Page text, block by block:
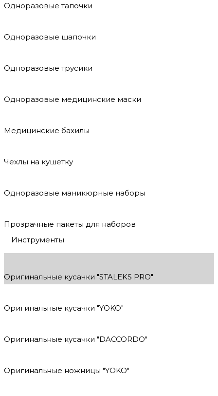
Одноразовые тапочки
Одноразовые шапочки
Одноразовые трусики
Одноразовые медицинские маски
Медицинские бахилы
Чехлы на кушетку
Одноразовые маникюрные наборы
Прозрачные пакеты для наборов
Инструменты
Оригинальные кусачки "STALEKS PRO"
Оригинальные кусачки "YOKO"
Оригинальные кусачки "DACCORDO"
Оригинальные ножницы "YOKO"